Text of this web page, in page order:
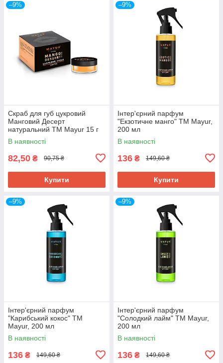
–9%
Скраб для губ цукровий
Манговий Десерт
натуральний ТМ Mayur 15 г
В наявності
82,50 ₴ 90,75 ₴
Купити
–9%
Інтер'єрний парфум
"Екзотичне манго" ТМ Mayur,
200 мл
В наявності
136 ₴ 149,60 ₴
Купити
–9%
Інтер'єрний парфум
"Карибський кокос" ТМ
Mayur, 200 мл
В наявності
136 ₴ 149,60 ₴
–9%
Інтер'єрний парфум
"Солодкий лайм" ТМ Mayur,
200 мл
В наявності
136 ₴ 149,60 ₴